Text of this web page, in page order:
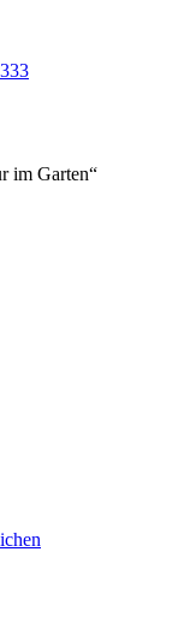
im Garten“